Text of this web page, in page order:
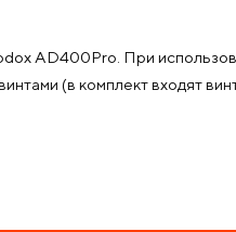
AD400Pro. При
(в комплект входят